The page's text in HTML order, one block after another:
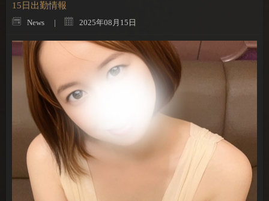
15日出勤情報
News 2025年08月15日